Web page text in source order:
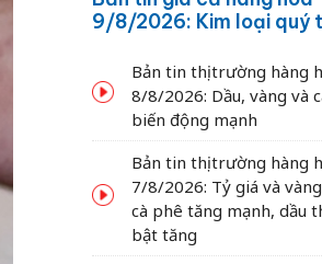
9/8/2026: Kim loại quý
Bản tin thị trường hàng
8/8/2026: Dầu, vàng và
biến động mạnh
Bản tin thị trường hàng
7/8/2026: Tỷ giá và
cà phê tăng mạnh, dầu
bật tăng